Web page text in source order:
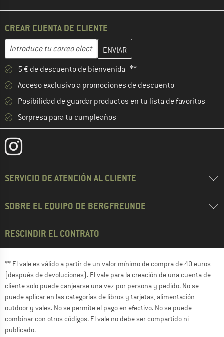
CREAR CUENTA DE CLIENTE
Dirección de correo electrónico
Introduce aquí tu dirección de correo electrónico y crea tu
5 € de descuento de bienvenida **
Acceso exclusivo a promociones de descuento
Posibilidad de guardar productos en tu lista de favoritos
Sorpresa para tu cumpleaños
SERVICIO DE ATENCIÓN AL CLIENTE
SOBRE EL EQUIPO DE BERGFREUNDE
RESCINDIR EL CONTRATO
** El vale es válido a partir de un valor mínimo de compra de 40 euros
(después de devoluciones). El vale para la creación de una cuenta de
cliente solo puede canjearse una vez por persona y pedido. No se
puede aplicar en las categorías de libros y tarjetas, alimentación
outdoor y vales. No se permite el pago en efectivo. No se puede
combinar con otros códigos. El vale no debe ser compartido ni
publicado.